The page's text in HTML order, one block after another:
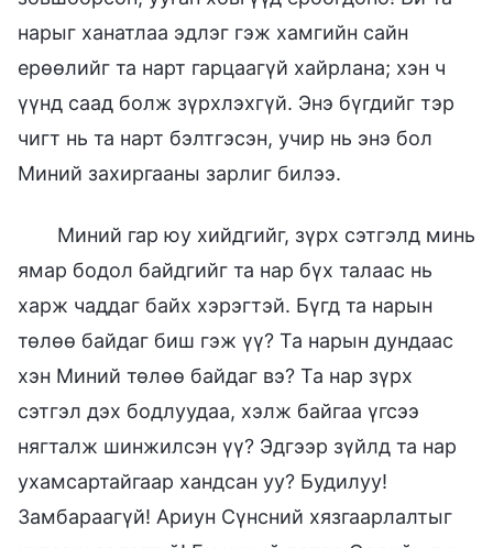
нарыг ханатлаа эдлэг гэж хамгийн сайн
ерөөлийг та нарт гарцаагүй хайрлана; хэн ч
үүнд саад болж зүрхлэхгүй. Энэ бүгдийг тэр
чигт нь та нарт бэлтгэсэн, учир нь энэ бол
Миний захиргааны зарлиг билээ.
Миний гар юу хийдгийг, зүрх сэтгэлд минь
ямар бодол байдгийг та нар бүх талаас нь
харж чаддаг байх хэрэгтэй. Бүгд та нарын
төлөө байдаг биш гэж үү? Та нарын дундаас
хэн Миний төлөө байдаг вэ? Та нар зүрх
сэтгэл дэх бодлуудаа, хэлж байгаа үгсээ
нягталж шинжилсэн үү? Эдгээр зүйлд та нар
ухамсартайгаар хандсан уу? Будилуу!
Замбараагүй! Ариун Сүнсний хязгаарлалтыг